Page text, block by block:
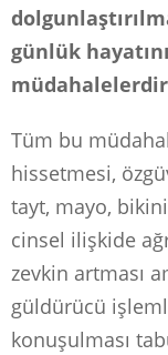
günlük
müdahalelerdir
Tüm bu
hissetmesi,
tayt, mayo,
cinsel ilişkide
zevkin artması
güldürücü
konuşulması